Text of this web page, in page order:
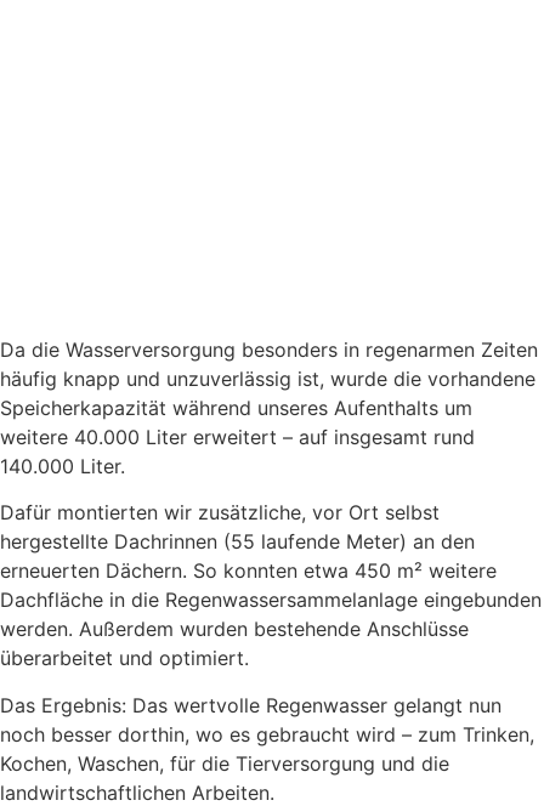
Da die Wasserversorgung besonders in regenarmen Zeiten
häufig knapp und unzuverlässig ist, wurde die vorhandene
Speicherkapazität während unseres Aufenthalts um
weitere 40.000 Liter erweitert – auf insgesamt rund
140.000 Liter.
Dafür montierten wir zusätzliche, vor Ort selbst
hergestellte Dachrinnen (55 laufende Meter) an den
erneuerten Dächern. So konnten etwa 450 m² weitere
Dachfläche in die Regenwassersammelanlage eingebunden
werden. Außerdem wurden bestehende Anschlüsse
überarbeitet und optimiert.
Das Ergebnis: Das wertvolle Regenwasser gelangt nun
noch besser dorthin, wo es gebraucht wird – zum Trinken,
Kochen, Waschen, für die Tierversorgung und die
landwirtschaftlichen Arbeiten.